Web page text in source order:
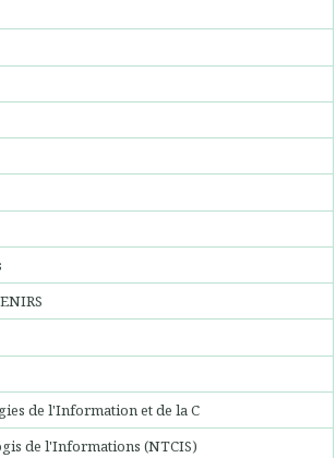
de l'Information et de la C
de l'Informations (NTCIS)